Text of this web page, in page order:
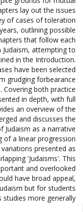
lay out the issues
of cases of toleration
outlining possible
that follow each
attempting to
in the Introduction.
have been selected
grudging forbearance
both practice
in depth, with full
an overview of the
and discusses the
as a narrative
of a linear progression
presented as
'Judaisms'. This
and overlooked
have broad appeal,
but for students
studies more generally.